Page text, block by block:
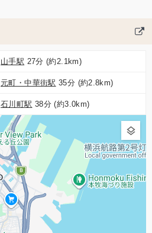
山手駅 27分 (約2.1km)
元町・中華街駅 35分 (約2.8km)
石川町駅 38分 (約3.0km)